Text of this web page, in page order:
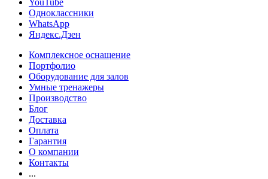
YouTube
Одноклассники
WhatsApp
Яндекс.Дзен
Комплексное оснащение
Портфолио
Оборудование для залов
Умные тренажеры
Производство
Блог
Доставка
Оплата
Гарантия
О компании
Контакты
...